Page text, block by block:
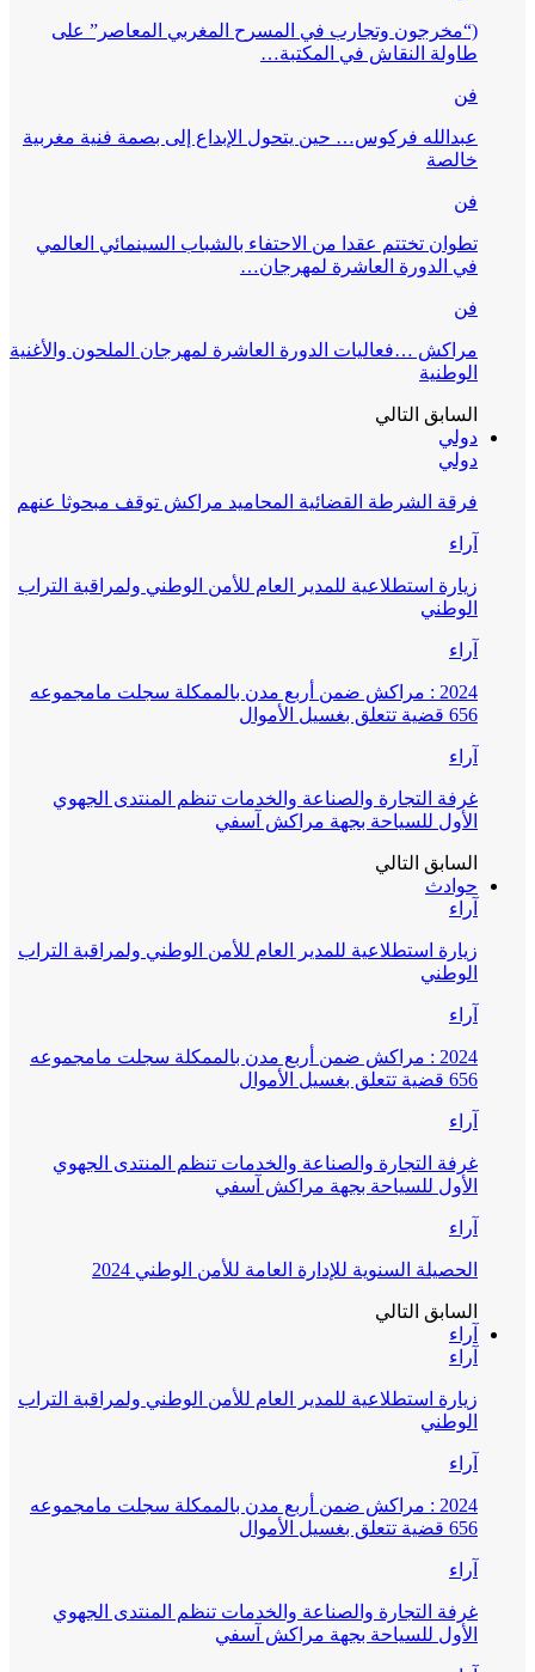
(“مخرجون وتجارب في المسرح المغربي المعاصر” على
طاولة النقاش في المكتبة…
فن
عبدالله فركوس… حين يتحول الإبداع إلى بصمة فنية مغربية
خالصة
فن
تطوان تختتم عقدا من الاحتفاء بالشباب السينمائي العالمي
في الدورة العاشرة لمهرجان…
فن
مراكش …فعاليات الدورة العاشرة لمهرجان الملحون والأغنية
الوطنية
السابق التالي
دولي
دولي
فرقة الشرطة القضائية المحاميد مراكش توقف مبحوثا عنهم
آراء
زيارة استطلاعية للمدير العام للأمن الوطني ولمراقبة التراب
الوطني
آراء
2024 : مراكش ضمن أربع مدن بالممكلة سجلت مامجموعه
656 قضية تتعلق بغسيل الأموال
آراء
غرفة التجارة والصناعة والخدمات تنظم المنتدى الجهوي
الأول للسياحة بجهة مراكش آسفي
السابق التالي
حوادث
آراء
زيارة استطلاعية للمدير العام للأمن الوطني ولمراقبة التراب
الوطني
آراء
2024 : مراكش ضمن أربع مدن بالممكلة سجلت مامجموعه
656 قضية تتعلق بغسيل الأموال
آراء
غرفة التجارة والصناعة والخدمات تنظم المنتدى الجهوي
الأول للسياحة بجهة مراكش آسفي
آراء
الحصيلة السنوية للإدارة العامة للأمن الوطني 2024
السابق التالي
آراء
آراء
زيارة استطلاعية للمدير العام للأمن الوطني ولمراقبة التراب
الوطني
آراء
2024 : مراكش ضمن أربع مدن بالممكلة سجلت مامجموعه
656 قضية تتعلق بغسيل الأموال
آراء
غرفة التجارة والصناعة والخدمات تنظم المنتدى الجهوي
الأول للسياحة بجهة مراكش آسفي